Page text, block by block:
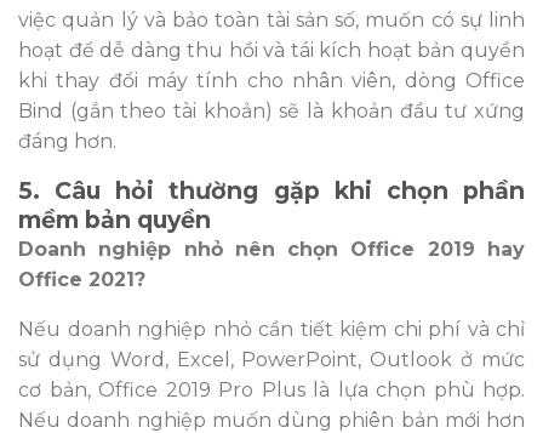
việc quản lý và bảo toàn tài sản số, muốn có sự linh
hoạt để dễ dàng thu hồi và tái kích hoạt bản quyền
khi thay đổi máy tính cho nhân viên, dòng Office
Bind (gắn theo tài khoản) sẽ là khoản đầu tư xứng
đáng hơn.
5. Câu hỏi thường gặp khi chọn phần
mềm bản quyền
Doanh nghiệp nhỏ nên chọn Office 2019 hay
Office 2021?
Nếu doanh nghiệp nhỏ cần tiết kiệm chi phí và chỉ
sử dụng Word, Excel, PowerPoint, Outlook ở mức
cơ bản, Office 2019 Pro Plus là lựa chọn phù hợp.
Nếu doanh nghiệp muốn dùng phiên bản mới hơn